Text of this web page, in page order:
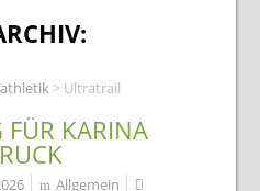
> Ultratrail
FÜR KARINA
Allgemein